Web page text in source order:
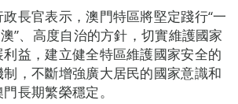
長官表示，澳門特區將堅定踐行“一
”、高度自治的方針，切實維護國家
益，建立健全特區維護國家安全的
，不斷增強廣大居民的國家意識和
長期繁榮穩定。